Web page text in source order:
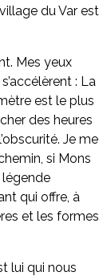
du Var est
Mes yeux
: La
est le plus
des heures
Je me
si Mons
légende
qui offre, à
et les formes
lui qui nous